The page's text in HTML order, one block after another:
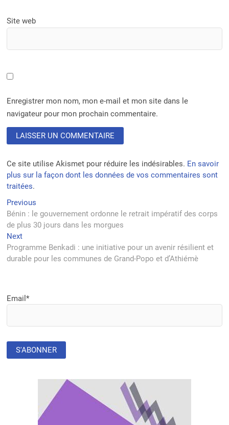
Site web
Enregistrer mon nom, mon e-mail et mon site dans le
navigateur pour mon prochain commentaire.
Ce site utilise Akismet pour réduire les indésirables. En savoir
plus sur la façon dont les données de vos commentaires sont
traitées.
Navigation
de
l’article
Previous
post:
Bénin : le gouvernement ordonne le retrait impératif des corps
de plus 30 jours dans les morgues
NextNext
post:
Programme Benkadi : une initiative pour un avenir résilient et
durable pour les communes de Grand-Popo et d’Athiémè
Email*